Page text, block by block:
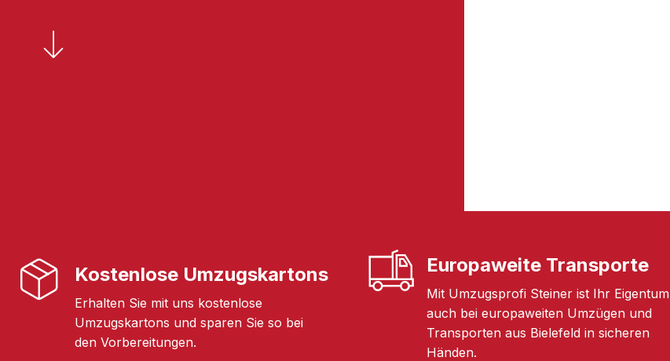
Kostenlose Umzugskartons
Erhalten Sie mit uns kostenlose
Umzugskartons und sparen Sie so bei
den Vorbereitungen.
Europaweite Transporte
Mit Umzugsprofi Steiner ist Ihr Eigentum
auch bei europaweiten Umzügen und
Transporten aus Bielefeld in sicheren
Händen.